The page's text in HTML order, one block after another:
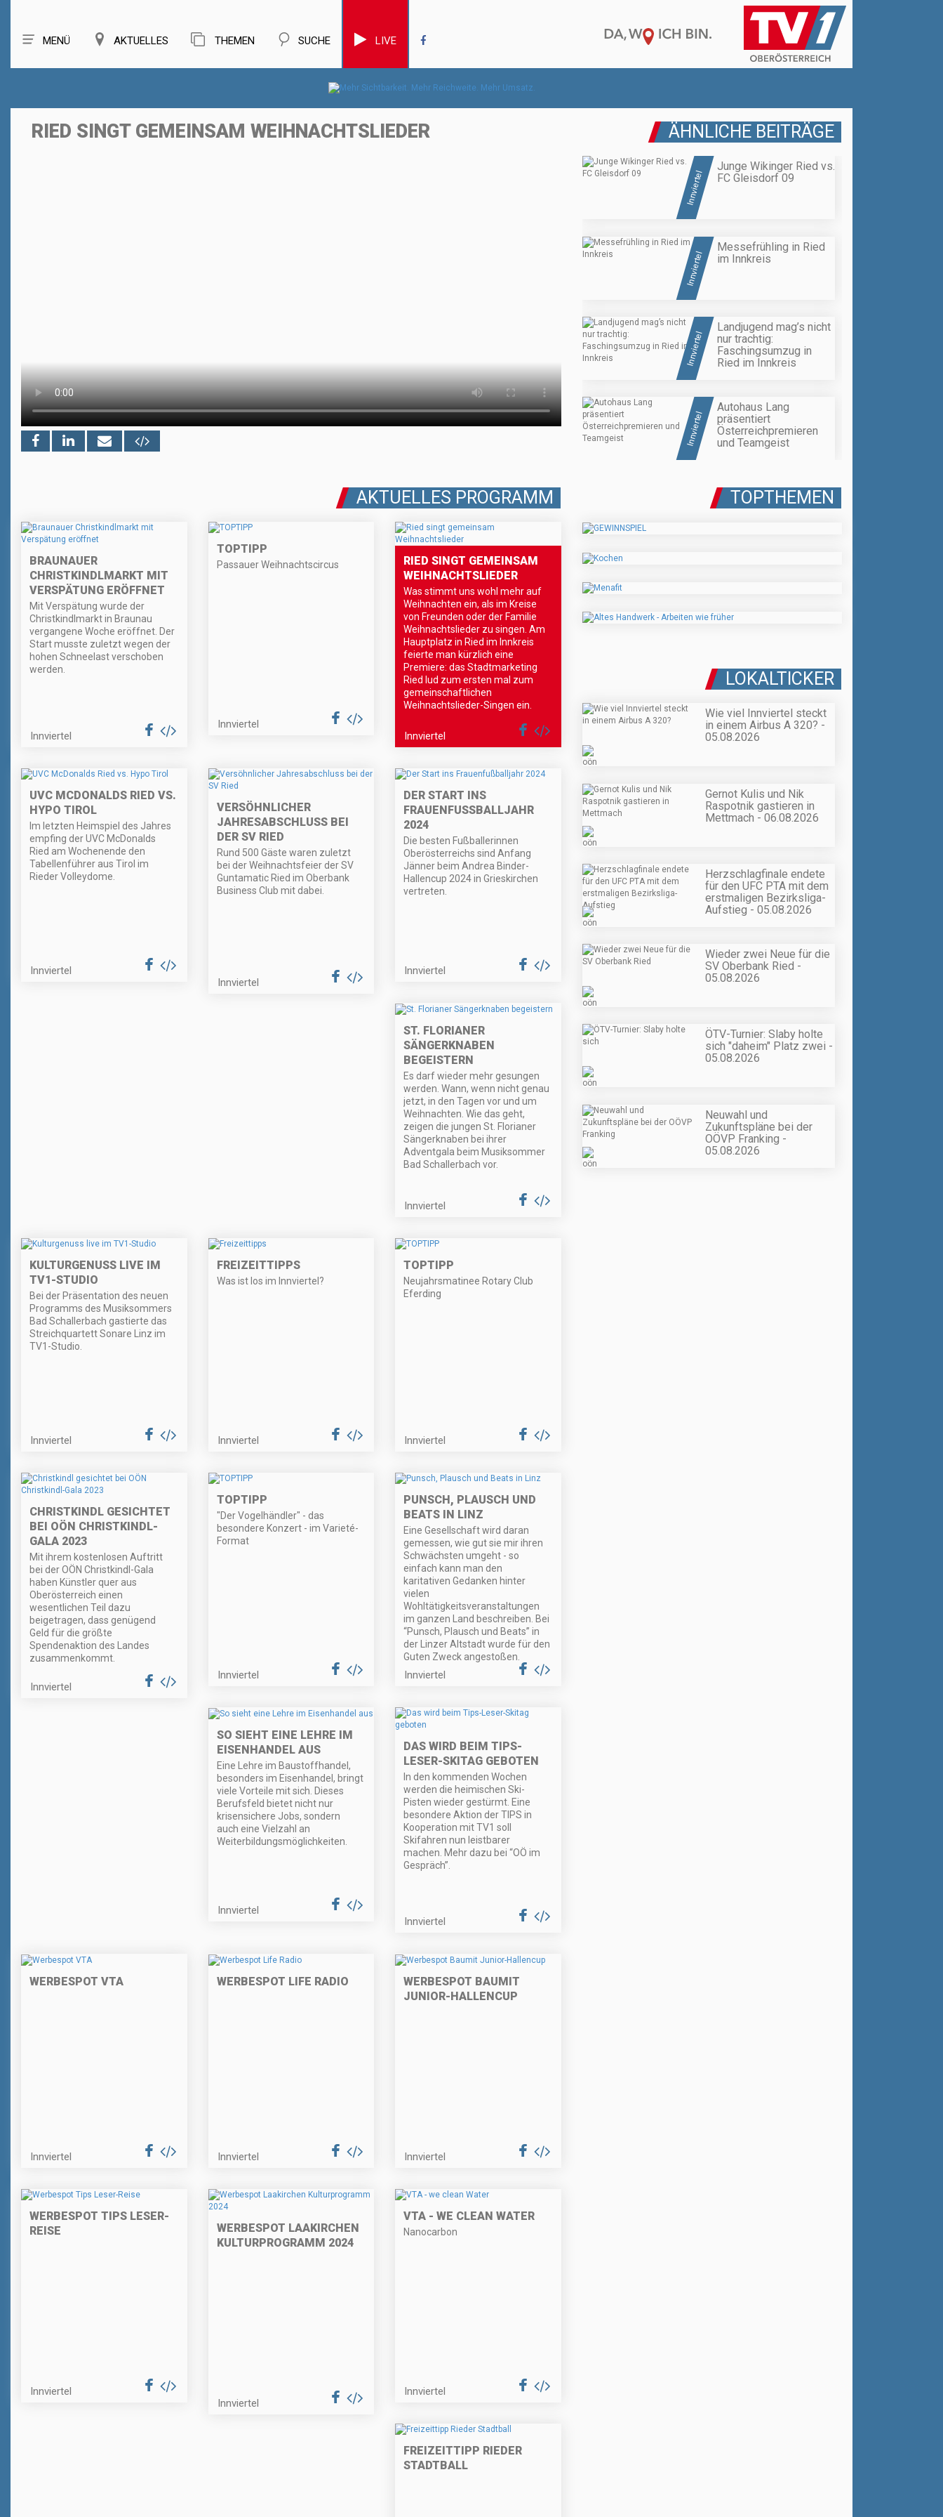
MENÜ AKTUELLES THEMEN SUCHE LIVE
RIED SINGT GEMEINSAM WEIHNACHTSLIEDER ÄHNLICHE BEITRÄGE
Innviertel
Junge Wikinger Ried vs.
FC Gleisdorf 09
Innviertel
Messefrühling in Ried
im Innkreis
Innviertel
Landjugend mag’s nicht
nur trachtig:
Faschingsumzug in
Ried im Innkreis
Innviertel
Autohaus Lang
präsentiert
Österreichpremieren
und Teamgeist
AKTUELLES PROGRAMM
BRAUNAUER
CHRISTKINDLMARKT MIT
VERSPÄTUNG ERÖFFNET
Mit Verspätung wurde der
Christkindlmarkt in Braunau
vergangene Woche eröffnet. Der
Start musste zuletzt wegen der
hohen Schneelast verschoben
werden.
Innviertel
TOPTIPP
Passauer Weihnachtscircus
Innviertel
RIED SINGT GEMEINSAM
WEIHNACHTSLIEDER
Was stimmt uns wohl mehr auf
Weihnachten ein, als im Kreise
von Freunden oder der Familie
Weihnachtslieder zu singen. Am
Hauptplatz in Ried im Innkreis
feierte man kürzlich eine
Premiere: das Stadtmarketing
Ried lud zum ersten mal zum
gemeinschaftlichen
Weihnachtslieder-Singen ein.
Innviertel
UVC MCDONALDS RIED VS.
HYPO TIROL
Im letzten Heimspiel des Jahres
empfing der UVC McDonalds
Ried am Wochenende den
Tabellenführer aus Tirol im
Rieder Volleydome.
Innviertel
VERSÖHNLICHER
JAHRESABSCHLUSS BEI
DER SV RIED
Rund 500 Gäste waren zuletzt
bei der Weihnachtsfeier der SV
Guntamatic Ried im Oberbank
Business Club mit dabei.
Innviertel
DER START INS
FRAUENFUSSBALLJAHR 2
024
Die besten Fußballerinnen
Oberösterreichs sind Anfang
Jänner beim Andrea Binder-
Hallencup 2024 in Grieskirchen
vertreten.
Innviertel
ST. FLORIANER
SÄNGERKNABEN
BEGEISTERN
Es darf wieder mehr gesungen
werden. Wann, wenn nicht genau
jetzt, in den Tagen vor und um
Weihnachten. Wie das geht,
zeigen die jungen St. Florianer
Sängerknaben bei ihrer
Adventgala beim Musiksommer
Bad Schallerbach vor.
Innviertel
KULTURGENUSS LIVE IM
TV1-STUDIO
Bei der Präsentation des neuen
Programms des Musiksommers
Bad Schallerbach gastierte das
Streichquartett Sonare Linz im
TV1-Studio.
Innviertel
FREIZEITTIPPS
Was ist los im Innviertel?
Innviertel
TOPTIPP
Neujahrsmatinee Rotary Club
Eferding
Innviertel
CHRISTKINDL GESICHTET
BEI OÖN CHRISTKINDL-
GALA 2023
Mit ihrem kostenlosen Auftritt
bei der OÖN Christkindl-Gala
haben Künstler quer aus
Oberösterreich einen
wesentlichen Teil dazu
beigetragen, dass genügend
Geld für die größte
Spendenaktion des Landes
zusammenkommt.
Innviertel
TOPTIPP
"Der Vogelhändler" - das
besondere Konzert - im Varieté-
Format
Innviertel
PUNSCH, PLAUSCH UND
BEATS IN LINZ
Eine Gesellschaft wird daran
gemessen, wie gut sie mir ihren
Schwächsten umgeht - so
einfach kann man den
karitativen Gedanken hinter
vielen
Wohltätigkeitsveranstaltungen
im ganzen Land beschreiben. Bei
“Punsch, Plausch und Beats” in
der Linzer Altstadt wurde für den
Guten Zweck angestoßen.
Innviertel
SO SIEHT EINE LEHRE IM
EISENHANDEL AUS
Eine Lehre im Baustoffhandel,
besonders im Eisenhandel, bringt
viele Vorteile mit sich. Dieses
Berufsfeld bietet nicht nur
krisensichere Jobs, sondern
auch eine Vielzahl an
Weiterbildungsmöglichkeiten.
Innviertel
DAS WIRD BEIM TIPS-
LESER-SKITAG GEBOTEN
In den kommenden Wochen
werden die heimischen Ski-
Pisten wieder gestürmt. Eine
besondere Aktion der TIPS in
Kooperation mit TV1 soll
Skifahren nun leistbarer
machen. Mehr dazu bei “OÖ im
Gespräch”.
Innviertel
WERBESPOT VTA
Innviertel
WERBESPOT LIFE RADIO
Innviertel
WERBESPOT BAUMIT
JUNIOR-HALLENCUP
Innviertel
WERBESPOT TIPS LESER-
REISE
Innviertel
WERBESPOT LAAKIRCHEN
KULTURPROGRAMM 2024
Innviertel
VTA - WE CLEAN WATER
Nanocarbon
Innviertel
FREIZEITTIPP RIEDER
STADTBALL
TOPTHEMEN
LOKALTICKER
Wie viel Innviertel steckt
in einem Airbus A 320? -
05.08.2026
Gernot Kulis und Nik
Raspotnik gastieren in
Mettmach - 06.08.2026
Herzschlagfinale endete
für den UFC PTA mit dem
erstmaligen Bezirksliga-
Aufstieg - 05.08.2026
Wieder zwei Neue für die
SV Oberbank Ried -
05.08.2026
ÖTV-Turnier: Slaby holte
sich "daheim" Platz zwei -
05.08.2026
Neuwahl und
Zukunftspläne bei der
OÖVP Franking -
05.08.2026